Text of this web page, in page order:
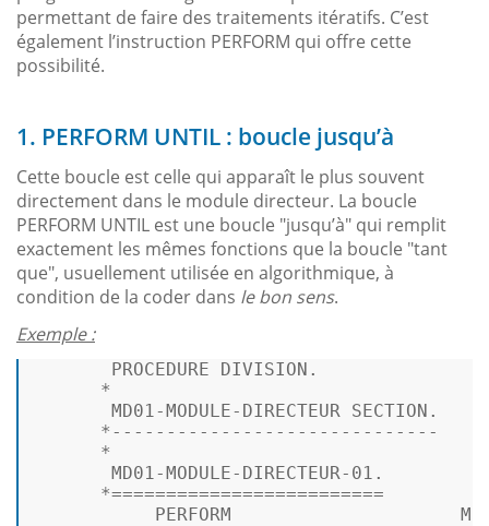
permettant de faire des traitements itératifs. C’est
également l’instruction PERFORM qui offre cette
possibilité.
1. PERFORM UNTIL : boucle jusqu’à
Cette boucle est celle qui apparaît le plus souvent
directement dans le module directeur. La boucle
PERFORM UNTIL est une boucle "jusqu’à" qui remplit
exactement les mêmes fonctions que la boucle "tant
que", usuellement utilisée en algorithmique, à
condition de la coder dans le bon sens.
Exemple :
PROCEDURE DIVISION.
*
       MD01
-MODULE- DIRECTEUR SECTION.
* ------------------------------
*
       MD01
-MODULE- DIRECTEUR-01.
*=========================
PERFORM